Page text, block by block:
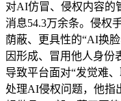
对AI仿冒、侵权内容的
消息54.3万余条。侵权
荫蔽、更具性的“AI换
因形成、冒用他人身份
导致平台面对“发觉难
处理AI侵权问题，他指